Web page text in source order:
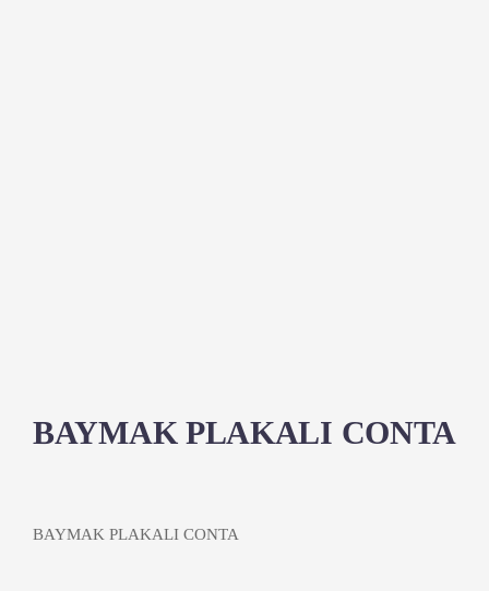
BAYMAK PLAKALI CONTA
BAYMAK PLAKALI CONTA